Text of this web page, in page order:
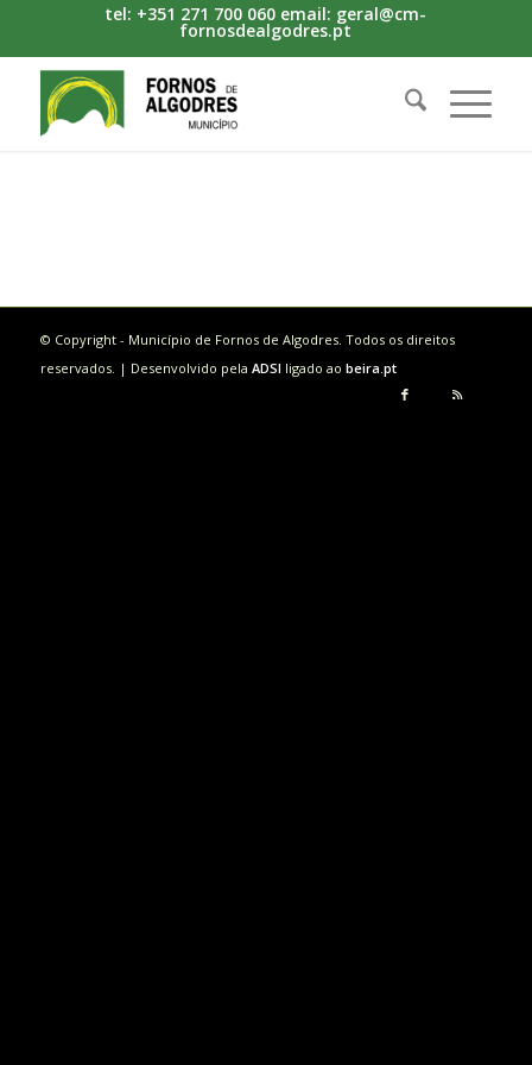
tel: +351 271 700 060 email: geral@cm-
fornosdealgodres.pt
© Copyright - Município de Fornos de Algodres. Todos os direitos
reservados. | Desenvolvido pela ADSI ligado ao beira.pt